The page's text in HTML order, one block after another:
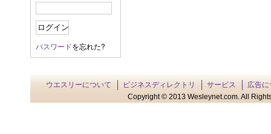
パスワードを忘れた?
ウエスリーについて ビジネスディレクトリ サービス
広告に
Copyright © 2013 Wesleynet.com. All